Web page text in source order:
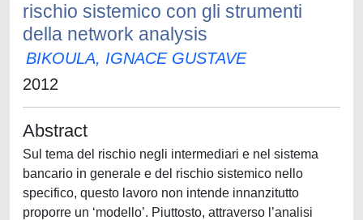
rischio sistemico con gli strumenti
della network analysis
BIKOULA, IGNACE GUSTAVE
2012
Abstract
Sul tema del rischio negli intermediari e nel sistema
bancario in generale e del rischio sistemico nello
specifico, questo lavoro non intende innanzitutto
proporre un ‘modello’. Piuttosto, attraverso l’analisi